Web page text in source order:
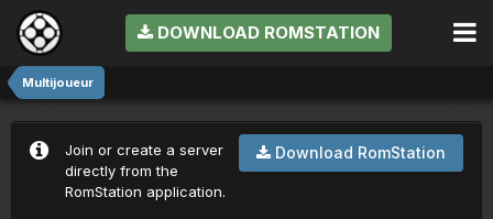
DOWNLOAD ROMSTATION
Multijoueur
Download RomStation
Join or create a server
directly from the
RomStation application.